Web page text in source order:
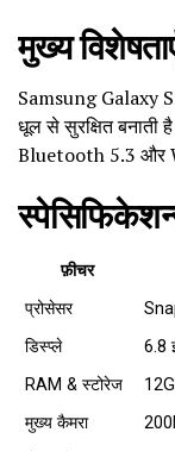
मुख्य
Samsung Galaxy
धूल से सुरक्षित बनाती
Bluetooth 5.3 और
फ़ीचर
प्रोसेसर
डिस्प्ले
6.8
RAM & स्टोरेज
मुख्य कैमरा